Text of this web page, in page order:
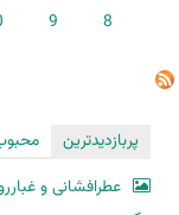
8
9
پربازدیدترین
عطرافشانی و